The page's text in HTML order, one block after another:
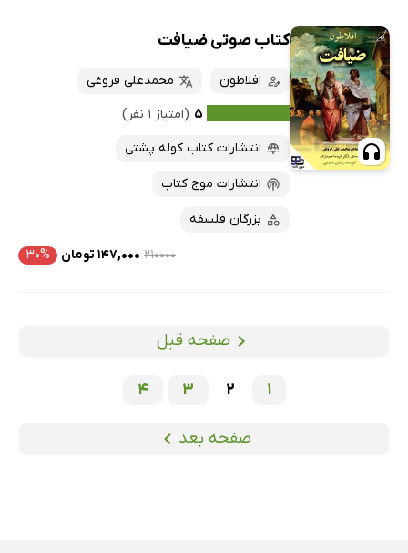
کتاب صوتی ضیافت
افلاطون
محمدعلی فروغی
۵ (امتیاز ۱ نفر)
انتشارات کتاب کوله پشتی
انتشارات موج کتاب
بزرگان فلسفه
۲۱۰۰۰۰ ۱۴۷,۰۰۰ تومان ۳۰%
صفحه قبل
1
2
3
4
صفحه بعد